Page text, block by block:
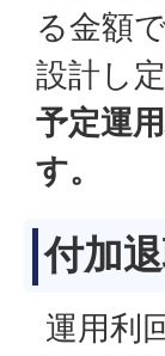
る金額
設計し
予定運
す。
付加
運用利